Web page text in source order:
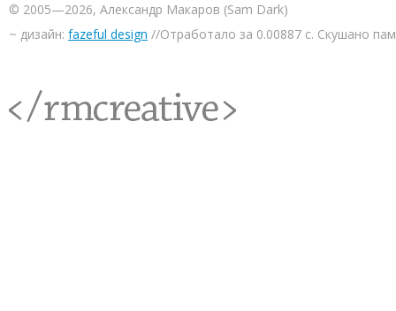
© 2005—2026, Александр Макаров (Sam Dark)
~ дизайн: fazeful design //Отработало за 0.00887 с. Скушано
<rmcreative/>